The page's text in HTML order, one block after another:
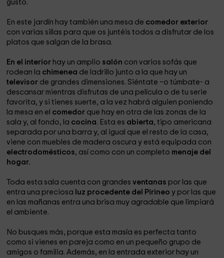
gusto.
En este jardín hay también una mesa de comedor exterior
con varias sillas para que os juntéis todos a disfrutar de los
platos que salgan de la brasa.
En el interior hay un amplio salón con varios sofás que
rodean la chimenea de ladrillo junto a la que hay un
televisor de grandes dimensiones. Siéntate –o túmbate- a
descansar mientras disfrutas de una película o de tu serie
favorita, y si tienes suerte, a la vez habrá alguien poniendo
la mesa en el comedor que hay en otra de las zonas de la
sala y, al fondo, la cocina. Esta es abierta, tipo americana
separada por una barra y, al igual que el resto de la casa,
viene con muebles de madera oscura y está equipada con
electrodomésticos, así como con un completo menaje del
hogar.
Toda esta sala cuenta con grandesventanas por las que
entra una preciosa luz procedente del Pirineo y por las que
en las mañanas entra una brisa muy agradable que limpiará
el ambiente.
No busques más, porque esta masía es perfecta tanto
como si vienes en pareja como en un pequeño grupo de
amigos o familia. Además, en la entrada exterior hay un